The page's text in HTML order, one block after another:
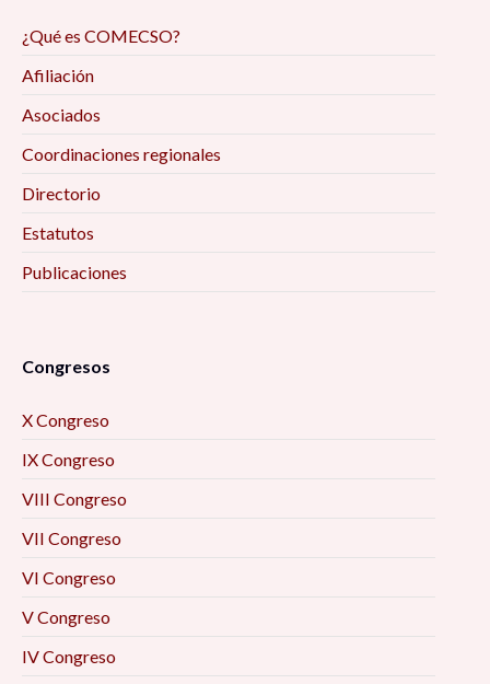
¿Qué es COMECSO?
Afiliación
Asociados
Coordinaciones regionales
Directorio
Estatutos
Publicaciones
Congresos
X Congreso
IX Congreso
VIII Congreso
VII Congreso
VI Congreso
V Congreso
IV Congreso